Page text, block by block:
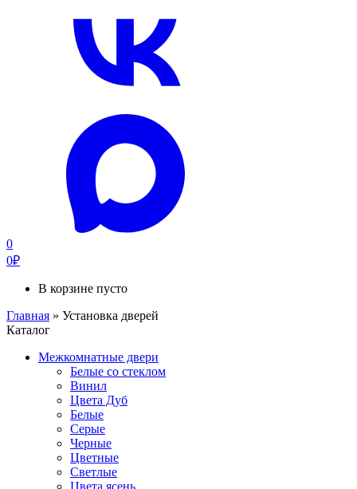
0
0₽
В корзине пусто
Главная » Установка дверей
Каталог
Межкомнатные двери
Белые со стеклом
Винил
Цвета Дуб
Белые
Серые
Черные
Цветные
Светлые
Цвета ясень